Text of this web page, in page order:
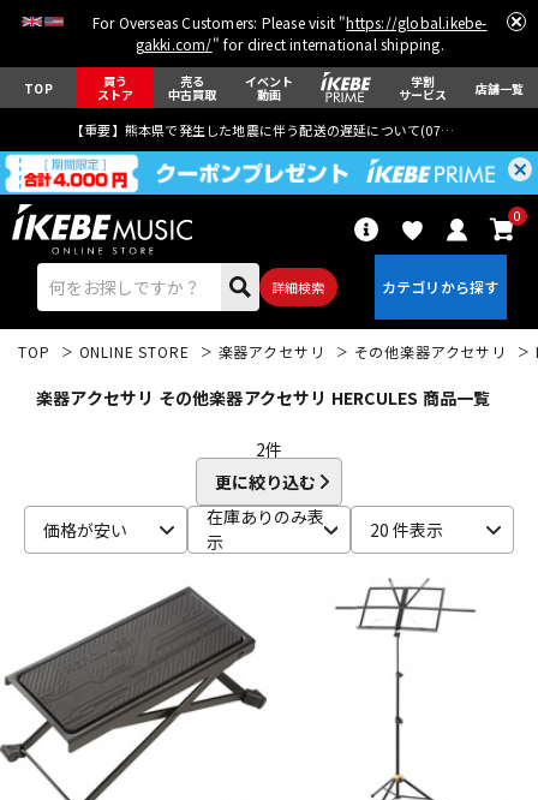
For Overseas Customers: Please visit "https://global.ikebe-
gakki.com/" for direct international shipping.
TOP 買う
ストア
売る
中古買取
イベント
動画
学割
サービス 店舗一覧
【重要】熊本県で発生した地震に伴う配送の遅延について(07月29日
詳細検索
0
ウクレレ
ドラム
キーボード
TOP ONLINE STORE 楽器アクセサリ その他楽器アクセサリ
楽器アクセサリ その他楽器アクセサリ HERCULES 商品一覧
2件
更に絞り込む
価格が安い
在庫ありのみ表
示
20 件表示